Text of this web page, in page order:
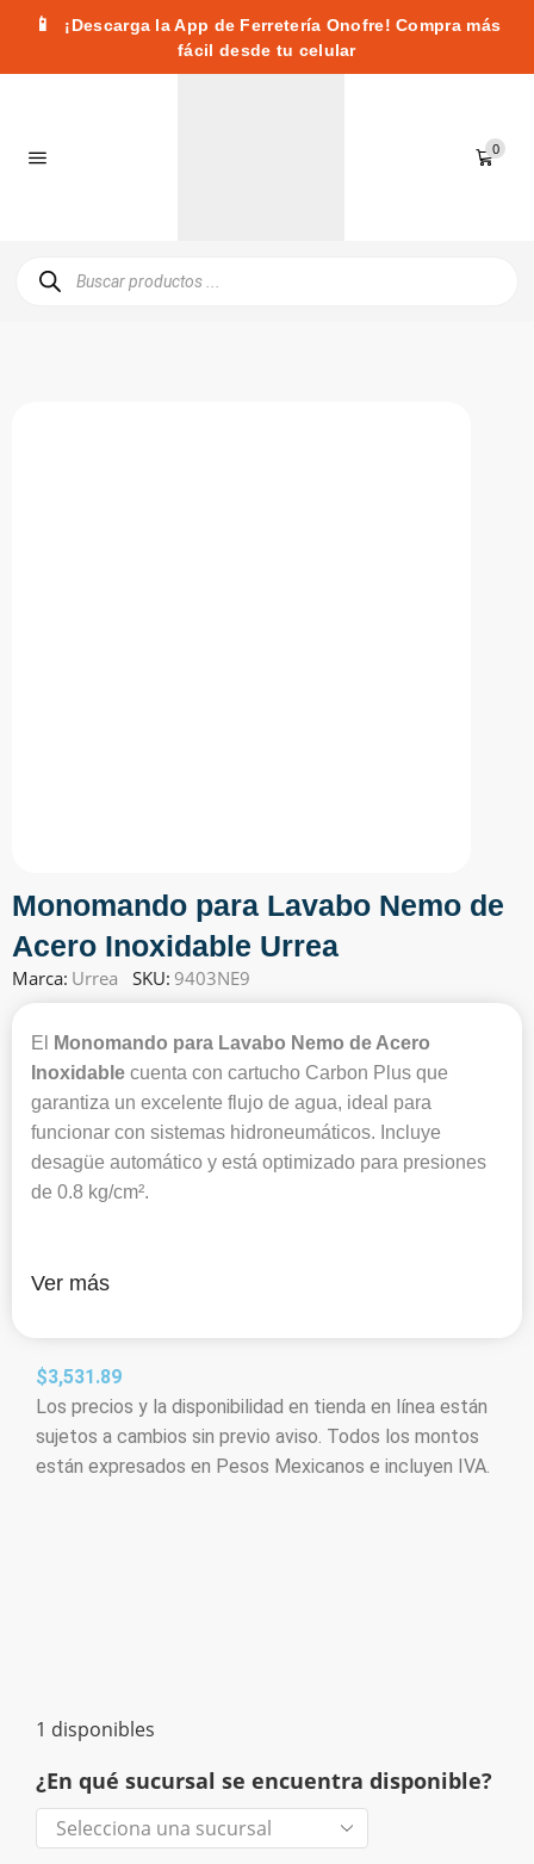
📱
¡Descarga la App de Ferretería Onofre! Compra más
fácil desde tu celular
0
Monomando para Lavabo Nemo de
Acero Inoxidable Urrea
Marca: Urrea SKU: 9403NE9
El
Monomando para Lavabo Nemo de Acero
Inoxidable cuenta con cartucho Carbon Plus que
garantiza un excelente flujo de agua, ideal para
funcionar con sistemas hidroneumáticos. Incluye
desagüe automático y está optimizado para presiones
de 0.8 kg/cm².
Ver más
$3,531.89
Los precios y la disponibilidad en tienda en línea están
sujetos a cambios sin previo aviso. Todos los montos
están expresados en Pesos Mexicanos e incluyen IVA.
1 disponibles
¿En qué sucursal se encuentra disponible?